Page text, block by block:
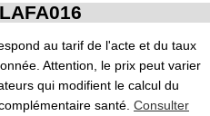
au tarif de l'acte et du taux
Attention, le prix peut varier
qui modifient le calcul du
santé. Consulter